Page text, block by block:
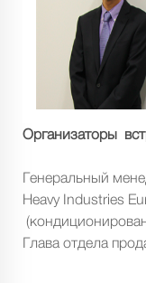
Организаторы
Генеральный
Heavy Industries
Глава отдела